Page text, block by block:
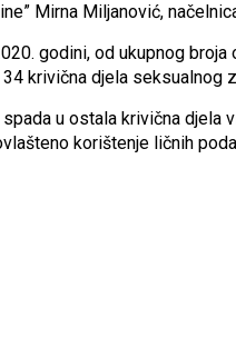
Mirna Miljanović,
godini, od ukupnog
krivična djela seksualnog
u ostala krivična djela
korištenje ličnih